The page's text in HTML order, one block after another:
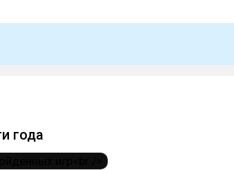
года